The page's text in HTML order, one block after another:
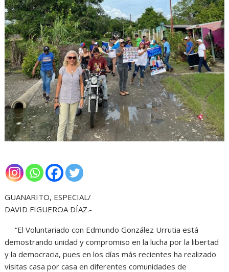
GUANARITO, ESPECIAL/
DAVID FIGUEROA DÍAZ.-
“El Voluntariado con Edmundo González Urrutia está
demostrando unidad y compromiso en la lucha por la libertad
y la democracia, pues en los días más recientes ha realizado
visitas casa por casa en diferentes comunidades de